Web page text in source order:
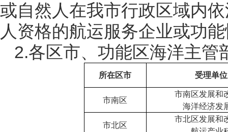
或自然人在我市行政区域内
人资格的航运服务企业或功
2.各区市、功能区海洋主管
所在区市 受理单位
市南区
市南区发展和
海洋经济发
市北区
市北区发展和